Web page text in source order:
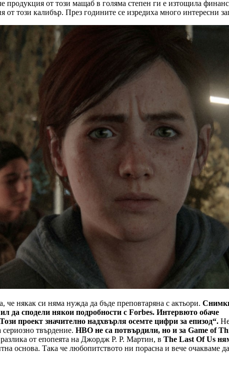
продукция от този мащаб в голяма степен ги е изтощила
този калибър. През годините се изредиха много интересни
че някак си няма нужда да бъде преповтаряна с актьори.
да сподели някои подробности с Forbes. Интервюто обаче
​​проект значително надхвърля осемте цифри за епизод“.
сериозно твърдение. HBO не са потвърдили, но и за Game of
от епопеята на Джордж Р. Р. Мартин, в The Last Of Us
основа. Така че любопитството ни порасна и вече очакваме